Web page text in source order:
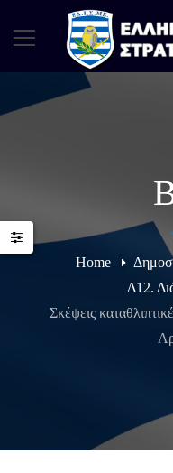
Home
Δ12.
Σκέψεις